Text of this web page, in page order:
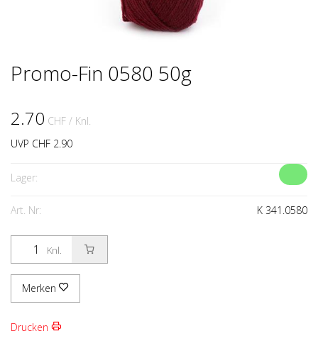
Promo-Fin 0580 50g
2.70 CHF / Knl.
UVP CHF 2.90
Lager:
Art. Nr: K 341.0580
Knl.
Merken
Drucken